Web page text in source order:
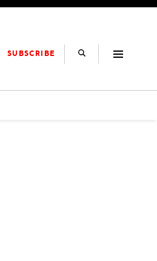
SUBSCRIBE